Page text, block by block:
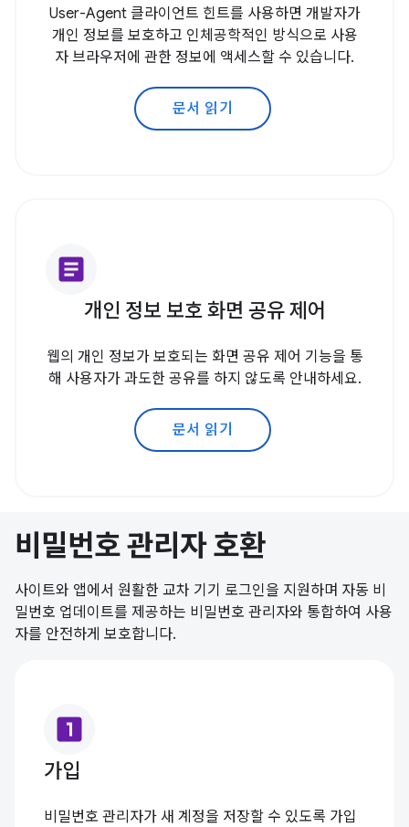
User-Agent 클라이언트 힌트를 사용하면 개발자가
개인 정보를 보호하고 인체공학적인 방식으로 사용
자 브라우저에 관한 정보에 액세스할 수 있습니다.
문서 읽기
article
개인 정보 보호 화면 공유 제어
웹의 개인 정보가 보호되는 화면 공유 제어 기능을 통
해 사용자가 과도한 공유를 하지 않도록 안내하세요.
문서 읽기
비밀번호 관리자 호환
사이트와 앱에서 원활한 교차 기기 로그인을 지원하며 자동 비
밀번호 업데이트를 제공하는 비밀번호 관리자와 통합하여 사용
자를 안전하게 보호합니다.
looks_one
가입
비밀번호 관리자가 새 계정을 저장할 수 있도록 가입